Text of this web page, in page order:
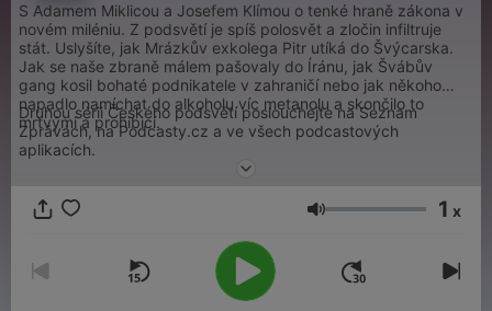
S Adamem Miklicou a Josefem Klímou o tenké hraně zákona v
novém miléniu. Z podsvětí je spíš polosvět a zločin infiltruje
stát. Uslyšíte, jak Mrázkův exkolega Pitr utíká do Švýcarska.
Jak se naše zbraně málem pašovaly do Íránu, jak Švábův
gang kosil bohaté podnikatele v zahraničí nebo jak někoho
napadlo namíchat do alkoholu víc metanolu a skončilo to
mrtvými a prohibicí.
Druhou sérii Českého podsvětí poslouchejte na Seznam
Zprávách, na Podcasty.cz a ve všech podcastových
aplikacích.
Lautstärke 1 x